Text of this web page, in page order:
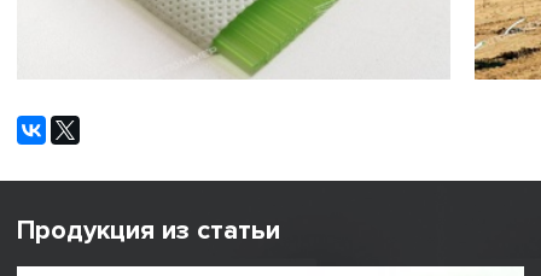
Продукция из статьи